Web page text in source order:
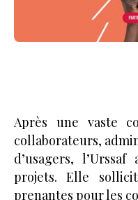
Après une vaste
collaborateurs,
d’usagers,
projets. Elle
prenantes pour les